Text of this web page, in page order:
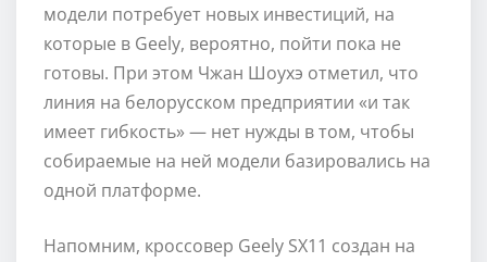
модели потребует новых инвестиций, на
которые в Geely, вероятно, пойти пока не
готовы. При этом Чжан Шоухэ отметил, что
линия на белорусском предприятии «и так
имеет гибкость» — нет нужды в том, чтобы
собираемые на ней модели базировались на
одной платформе.
Напомним, кроссовер Geely SX11 создан на